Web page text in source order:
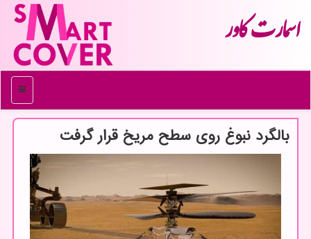
اسمارت كاور
منو
بالگرد نبوغ روی سطح مریخ قرار گرفت